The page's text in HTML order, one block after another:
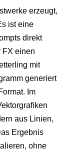
erzeugt,
ist eine
direkt
FX einen
mit
generiert
Im
aus Linien,
Ergebnis
ohne